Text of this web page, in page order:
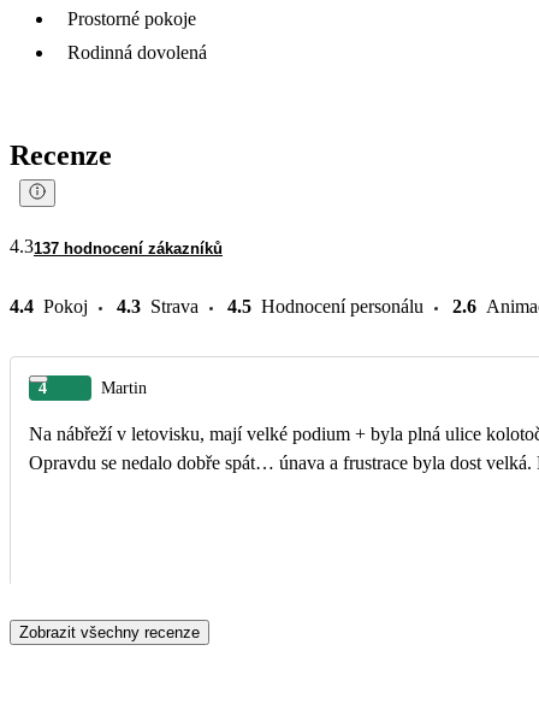
Prostorné pokoje
Rodinná dovolená
Recenze
4.3137 hodnocení zákazníků
4.4 Pokoj 4.3 Strava 4.5 Hodnocení personálu 2.6
4 Martin
Na nábřeží v letovisku, mají velké podium + byla plná ulice
Opravdu se nedalo dobře spát… únava a frustrace byla dost
Zobrazit všechny recenze